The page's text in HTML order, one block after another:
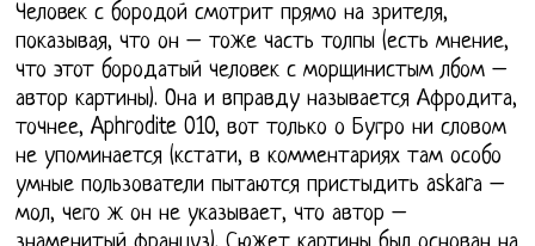
Человек с бородой смотрит прямо на зрителя,
показывая, что он – тоже часть толпы (есть мнение,
что этот бородатый человек с морщинистым лбом –
автор картины). Она и вправду называется Афродита,
точнее, Aphrodite 010, вот только о Бугро ни словом
не упоминается (кстати, в комментариях там особо
умные пользователи пытаются пристыдить askarа –
мол, чего ж он не указывает, что автор –